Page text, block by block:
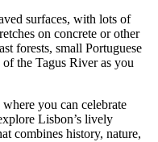
surfaces, with lots of
on concrete or other
forests, small Portuguese
the Tagus River as you
you can celebrate
Lisbon’s lively
combines history, nature,